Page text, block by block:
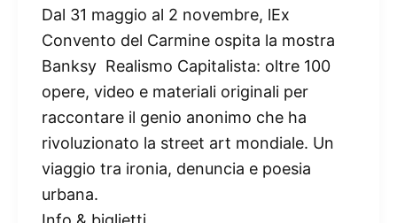
Dal 31 maggio al 2 novembre, lEx
Convento del Carmine ospita la mostra
Banksy  Realismo Capitalista: oltre 100
opere, video e materiali originali per
raccontare il genio anonimo che ha
rivoluzionato la street art mondiale. Un
viaggio tra ironia, denuncia e poesia
urbana.